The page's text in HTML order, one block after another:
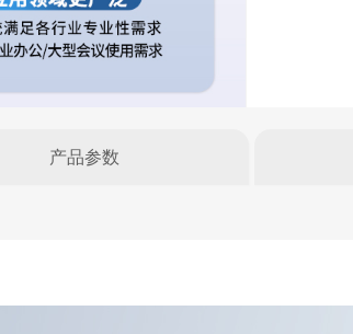
产品参数